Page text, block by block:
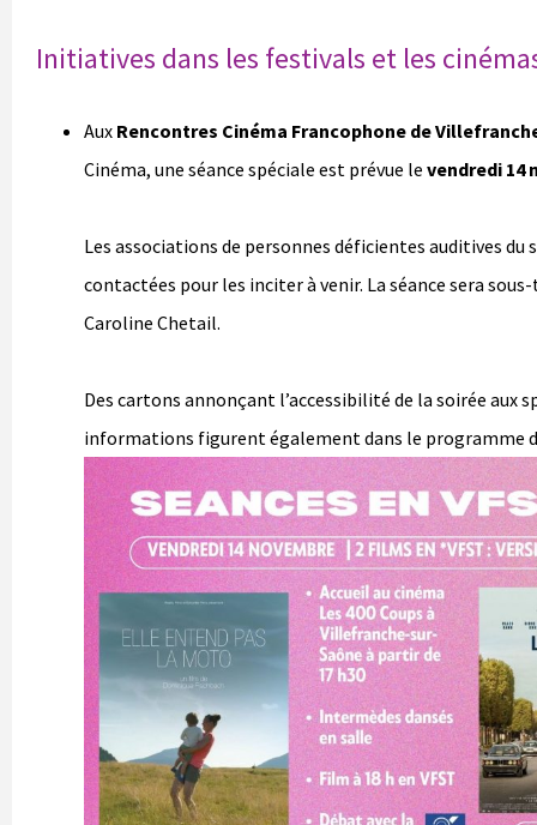
Initiatives dans les festivals et les
Aux Rencontres Cinéma Francophone de
Cinéma, une séance spéciale est prévue le vendredi 14
Les associations de personnes déficientes auditives
contactées pour les inciter à venir. La séance sera
Caroline Chetail.
Des cartons annonçant l’accessibilité de la soirée
informations figurent également dans le programme